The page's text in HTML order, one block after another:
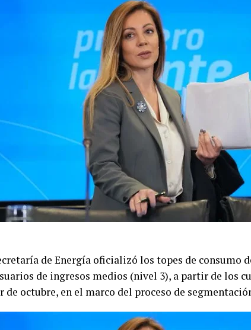
de Energía oficializó los topes de consumo
de ingresos medios (nivel 3), a partir de los
de octubre, en el marco del proceso de